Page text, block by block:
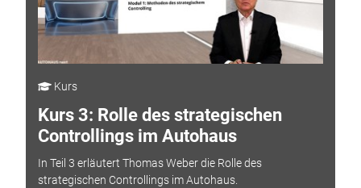
Kurs
Kurs 3: Rolle des strategischen
Controllings im Autohaus
In Teil 3 erläutert Thomas Weber die Rolle des
strategischen Controllings im Autohaus.